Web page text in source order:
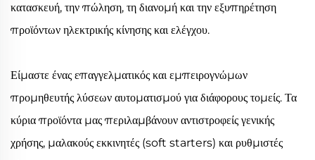
κατασκευή, την πώληση, τη διανομή και την εξυπηρέτηση
προϊόντων ηλεκτρικής κίνησης και ελέγχου.
Είμαστε ένας επαγγελματικός και εμπειρογνώμων
προμηθευτής λύσεων αυτοματισμού για διάφορους τομείς. Τα
κύρια προϊόντα μας περιλαμβάνουν αντιστροφείς γενικής
χρήσης, μαλακούς εκκινητές (soft starters) και ρυθμιστές